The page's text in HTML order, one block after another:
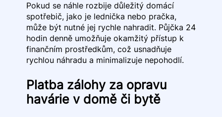
Pokud se náhle rozbije důležitý domácí
spotřebič, jako je lednička nebo pračka,
může být nutné jej rychle nahradit. Půjčka 24
hodin denně umožňuje okamžitý přístup k
finančním prostředkům, což usnadňuje
rychlou náhradu a minimalizuje nepohodlí.
Platba zálohy za opravu
havárie v domě či bytě